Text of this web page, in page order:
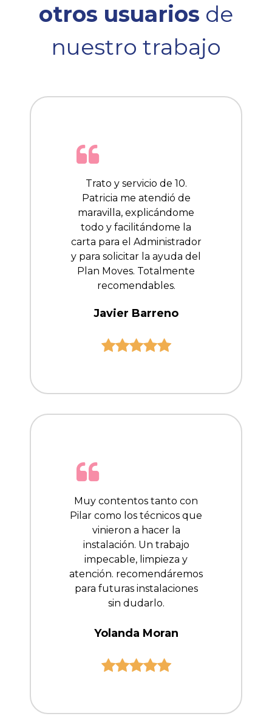
otros usuarios de
nuestro trabajo
Trato y servicio de 10.
Patricia me atendió de
maravilla, explicándome
todo y facilitándome la
carta para el Administrador
y para solicitar la ayuda del
Plan Moves. Totalmente
recomendables.
Javier Barreno
Muy contentos tanto con
Pilar como los técnicos que
vinieron a hacer la
instalación. Un trabajo
impecable, limpieza y
atención. recomendáremos
para futuras instalaciones
sin dudarlo.
Yolanda Moran